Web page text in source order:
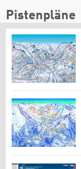
Pistenpläne